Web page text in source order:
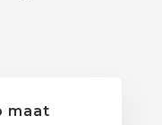
maat